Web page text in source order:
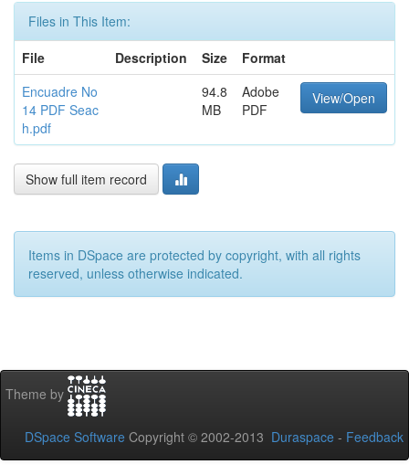
Files in This Item:
File
Description Size
Format
Encuadre No
14 PDF Seac
h.pdf
94.8
MB
Adobe
PDF
View/Open
Show full item record
Items in DSpace are protected by copyright, with all rights
reserved, unless otherwise indicated.
Theme by
DSpace Software Copyright © 2002-2013 Duraspace - Feedback